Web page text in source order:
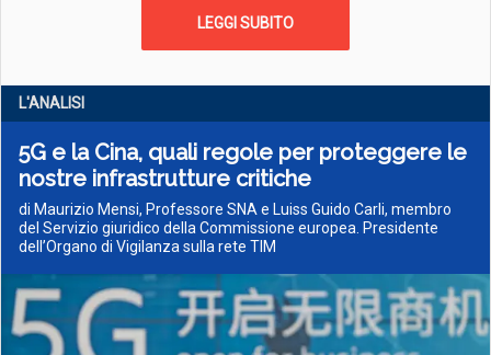
LEGGI SUBITO
L'ANALISI
5G e la Cina, quali regole per proteggere le
nostre infrastrutture critiche
di Maurizio Mensi, Professore SNA e Luiss Guido Carli, membro
del Servizio giuridico della Commissione europea. Presidente
dell’Organo di Vigilanza sulla rete TIM